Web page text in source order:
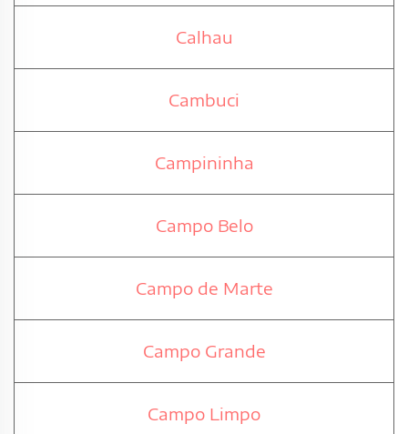
Calhau
Cambuci
Campininha
Campo Belo
Campo de Marte
Campo Grande
Campo Limpo